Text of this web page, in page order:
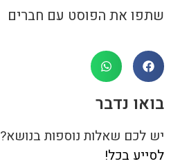
שתפו את הפוסט עם חברים
בואו נדבר
יש לכם שאלות נוספות בנושא?
לסייע בכל!